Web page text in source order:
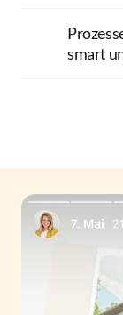
smart